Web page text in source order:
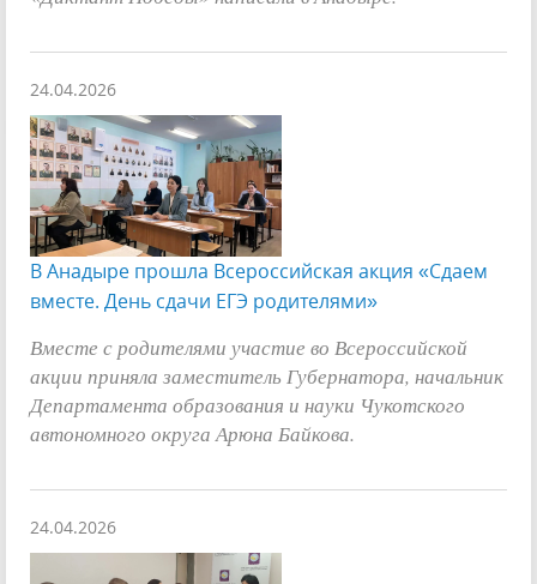
24.04.2026
В Анадыре прошла Всероссийская акция «Сдаем
вместе. День сдачи ЕГЭ родителями»
Вместе с родителями участие во Всероссийской
акции приняла заместитель Губернатора, начальник
Департамента образования и науки Чукотского
автономного округа Арюна Байкова.
24.04.2026